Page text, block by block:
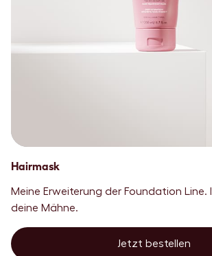
Hairmask
Meine Erweiterung der Foundation
deine Mähne.
Jetzt bestellen